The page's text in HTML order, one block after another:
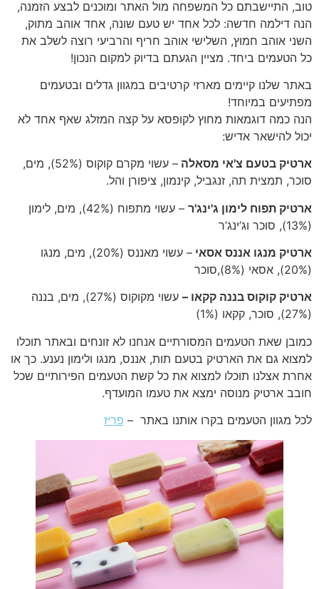
טוב, התיישבתם כל המשפחה מול האתר ומוכנים לבצע הזמנה,
הנה דילמה חדשה: לכל אחד יש טעם שונה, אחד אוהב מתוק,
השני אוהב חמוץ, השלישי אוהב חריף והרביעי רוצה לשלב את
כל הטעמים ביחד. מציין הגעתם בדיוק למקום הנכון!
באתר שלנו קיימים מארזי קרטיבים במגוון גדלים ובטעמים
מפתיעים במיוחד!
הנה כמה דוגמאות מחוץ לקופסא על קצה המזלג שאף אחד לא
יכול להישאר אדיש:
ארטיק בטעם צ'אי מסאלה
– עשוי מקרם קוקוס (52%), מים,
סוכר, תמצית תה, זנגביל, קינמון, ציפורן והל.
ארטיק תפוח לימון ג'ינג'ר
– עשוי מתפוח (42%), מים, לימון
(13%), סוכר וג’ינג’ר
ארטיק מנגו אננס אסאי
– עשוי מאננס (20%), מים, מנגו
(20%), אסאי (8%),סוכר
ארטיק קוקוס בננה קקאו –
עשוי מקוקוס (27%), מים, בננה
(27%), סוכר, קקאו (1%)
כמובן שאת הטעמים המסורתיים אנחנו לא זונחים ובאתר תוכלו
למצוא גם את הארטיק בטעם תות, אננס, מנגו ולימון נענע. כך או
אחרת אצלנו תוכלו למצוא את כל קשת הטעמים הפירותיים שכל
חובב ארטיק מנוסה ימצא את טעמו המועדף.
לכל מגוון הטעמים בקרו אותנו באתר – פריז